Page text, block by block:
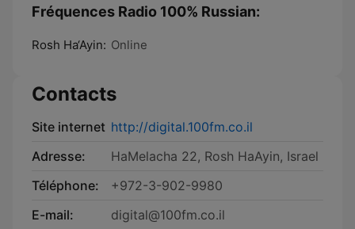
Fréquences Radio 100% Russian:
Rosh Ha‘Ayin: Online
Contacts
Site internet http://digital.100fm.co.il
Adresse:
HaMelacha 22, Rosh HaAyin, Israel
Téléphone:
+972-3-902-9980
E-mail:
digital@100fm.co.il